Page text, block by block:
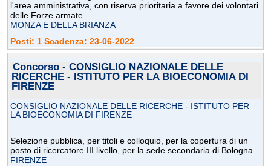
l'area amministrativa, con riserva prioritaria a favore dei volontari
delle Forze armate.
MONZA E DELLA BRIANZA
Posti: 1 Scadenza: 23-06-2022
Concorso - CONSIGLIO NAZIONALE DELLE
RICERCHE - ISTITUTO PER LA BIOECONOMIA DI
FIRENZE
CONSIGLIO NAZIONALE DELLE RICERCHE - ISTITUTO PER
LA BIOECONOMIA DI FIRENZE
Selezione pubblica, per titoli e colloquio, per la copertura di un
posto di ricercatore III livello, per la sede secondaria di Bologna.
FIRENZE